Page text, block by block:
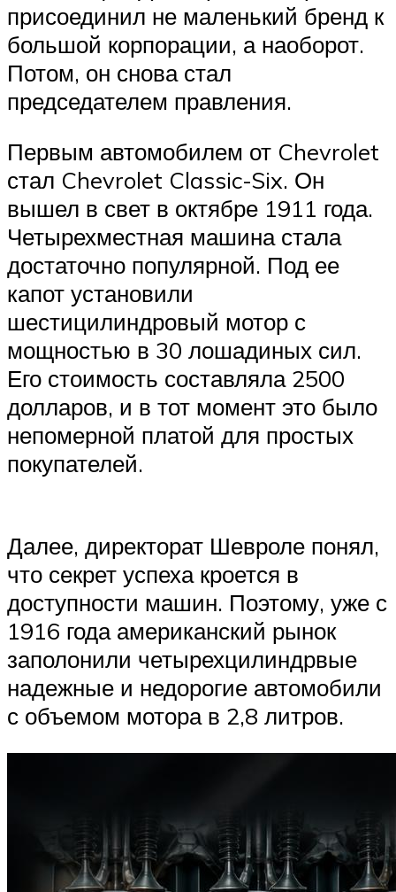
присоединил не маленький бренд к
большой корпорации, а наоборот.
Потом, он снова стал
председателем правления.
Первым автомобилем от Chevrolet
стал Chevrolet Classic-Six. Он
вышел в свет в октябре 1911 года.
Четырехместная машина стала
достаточно популярной. Под ее
капот установили
шестицилиндровый мотор с
мощностью в 30 лошадиных сил.
Его стоимость составляла 2500
долларов, и в тот момент это было
непомерной платой для простых
покупателей.
Далее, директорат Шевроле понял,
что секрет успеха кроется в
доступности машин. Поэтому, уже с
1916 года американский рынок
заполонили четырехцилиндрвые
надежные и недорогие автомобили
с объемом мотора в 2,8 литров.